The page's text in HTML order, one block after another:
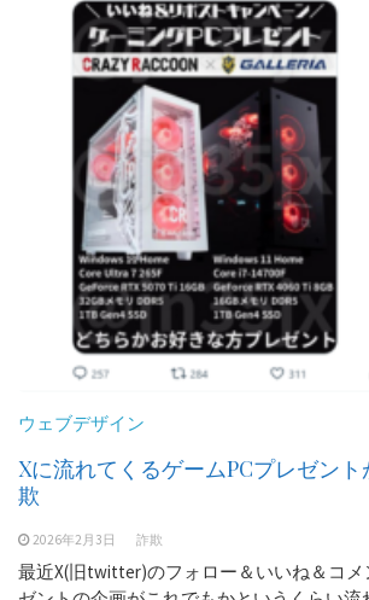
ウェブデザイン
Xに流れてくるゲームPCプレゼン
欺
2026年2月3日 詐欺
最近X(旧twitter)のフォロー＆いいね＆コメ